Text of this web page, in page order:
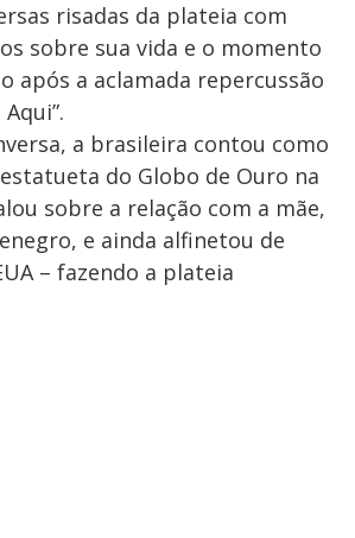
risadas da plateia com
sobre sua vida e o momento
após a aclamada repercussão
a brasileira contou como
do Globo de Ouro na
sobre a relação com a mãe,
e ainda alfinetou de
– fazendo a plateia